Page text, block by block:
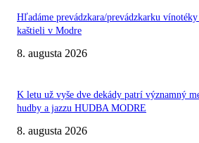
Hľadáme prevádzkara/prevádzkarku
kaštieli v Modre
8. augusta 2026
K letu už vyše dve dekády patrí významný
hudby a jazzu HUDBA MODRE
8. augusta 2026